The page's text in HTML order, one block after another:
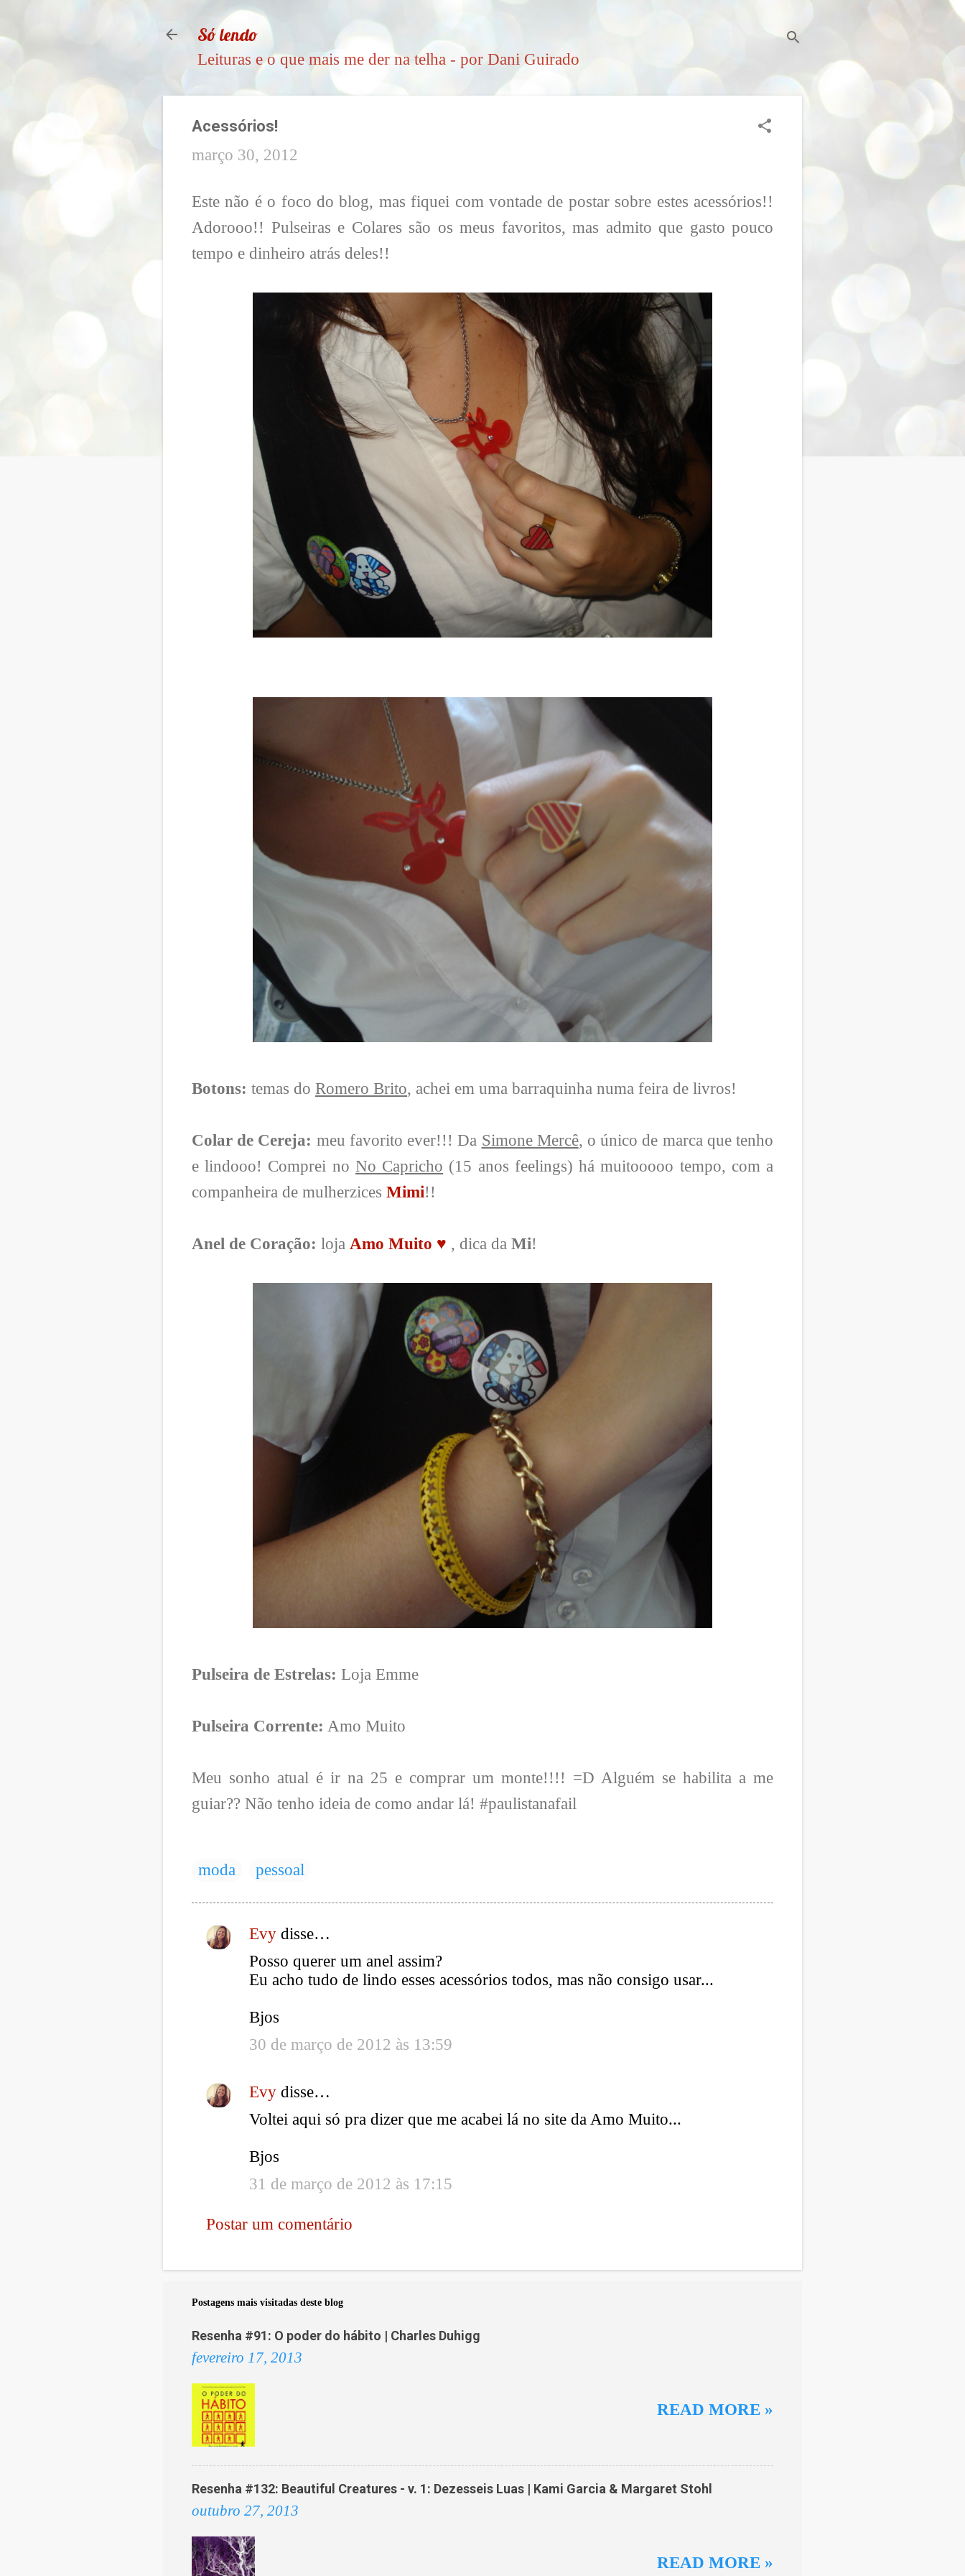
Só lendo
Leituras e o que mais me der na telha - por Dani Guirado
Acessórios!
março 30, 2012
Este não é o foco do blog, mas fiquei com vontade de postar sobre estes acessórios!!
Adorooo!! Pulseiras e Colares são os meus favoritos, mas admito que gasto pouco
tempo e dinheiro atrás deles!!
Botons: temas do Romero Brito, achei em uma barraquinha numa feira de livros!
Colar de Cereja: meu favorito ever!!! Da Simone Mercê, o único de marca que tenho
e lindooo! Comprei no No Capricho (15 anos feelings) há muitooooo tempo, com a
companheira de mulherzices Mimi!!
Anel de Coração: loja Amo Muito ♥ , dica da Mi!
Pulseira de Estrelas: Loja Emme
Pulseira Corrente: Amo Muito
Meu sonho atual é ir na 25 e comprar um monte!!!! =D Alguém se habilita a me
guiar?? Não tenho ideia de como andar lá! #paulistanafail
moda pessoal
C
i
Evy disse…
Posso querer um anel assim?
Eu acho tudo de lindo esses acessórios todos, mas não consigo usar...
Bjos
30 de março de 2012 às 13:59
Evy disse…
Voltei aqui só pra dizer que me acabei lá no site da Amo Muito...
Bjos
31 de março de 2012 às 17:15
Postar um comentário
Postagens mais visitadas deste blog
Resenha #91: O poder do hábito | Charles Duhigg
fevereiro 17, 2013
READ MORE »
Resenha #132: Beautiful Creatures - v. 1: Dezesseis Luas | Kami Garcia & Margaret Stohl
outubro 27, 2013
READ MORE »